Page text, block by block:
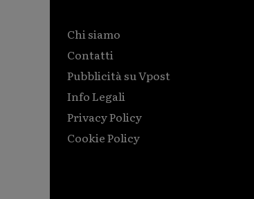
Chi siamo
Contatti
Pubblicità su Vpost
Info Legali
Privacy Policy
Cookie Policy